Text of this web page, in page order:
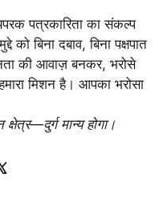
पत्रकारिता का संकल्प
को बिना दबाव, बिना पक्षपात
की आवाज़ बनकर, भरोसे
मिशन है। आपका भरोसा
मान्य होगा।